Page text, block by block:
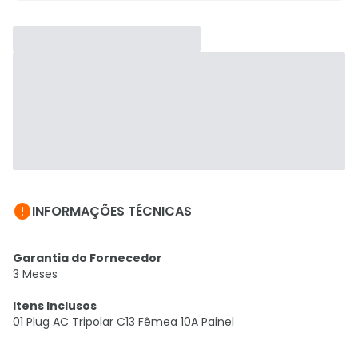
INFORMAÇÕES TÉCNICAS
Garantia do Fornecedor
3 Meses
Itens Inclusos
01 Plug AC Tripolar C13 Fêmea 10A Painel